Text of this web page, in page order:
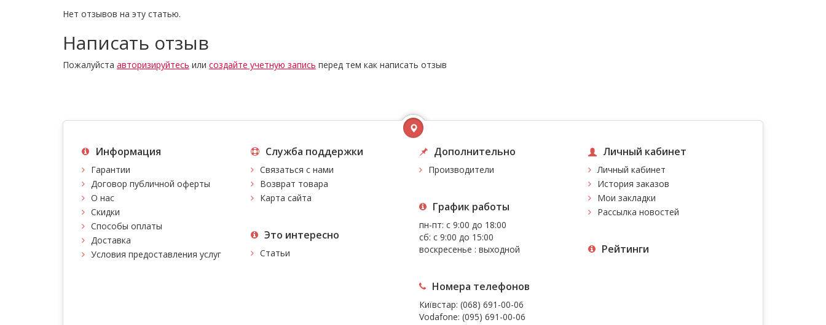
Нет отзывов на эту статью.
Написать отзыв
Пожалуйста авторизируйтесь или создайте учетную запись перед тем как написать отзыв
Информация
Гарантии
Договор публичной оферты
О нас
Скидки
Способы оплаты
Доставка
Условия предоставления услуг
Служба поддержки
Связаться с нами
Возврат товара
Карта сайта
Это интересно
Статьи
Дополнительно
Производители
График работы
пн-пт: с 9:00 до 18:00
сб: с 9:00 до 15:00
воскресенье : выходной
Номера телефонов
Київстар: (068) 691-00-06
Vodafone: (095) 691-00-06
Личный кабинет
Личный кабинет
История заказов
Мои закладки
Рассылка новостей
Рейтинги